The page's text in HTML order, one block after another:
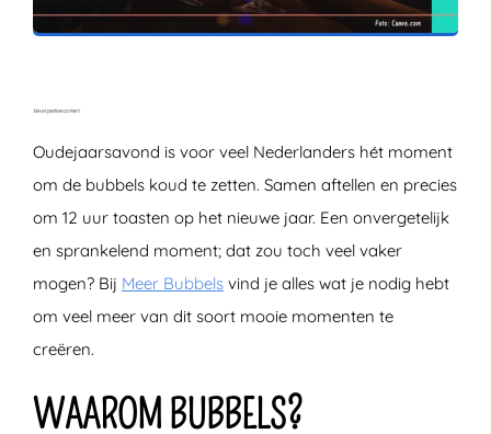
Oudejaarsavond is voor veel Nederlanders hét moment
om de bubbels koud te zetten. Samen aftellen en precies
om 12 uur toasten op het nieuwe jaar. Een onvergetelijk
en sprankelend moment; dat zou toch veel vaker
mogen? Bij Meer Bubbels vind je alles wat je nodig hebt
om veel meer van dit soort mooie momenten te
creëren.
WAAROM BUBBELS?